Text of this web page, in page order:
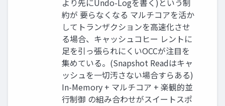
より先にUndo-Logを書く)という制
約が 要らなくなる マルチコアを活か
してトランザクションを高速化させ
る場合、キャッシュコヒー レントに
足を引っ張られにくいOCCが注目を
集めている。(Snapshot Readはキャ
ッシュを一切汚さない場合すらある)
In-Memory + マルチコア + 楽観的並
行制御 の組み合わせがスイートスポ